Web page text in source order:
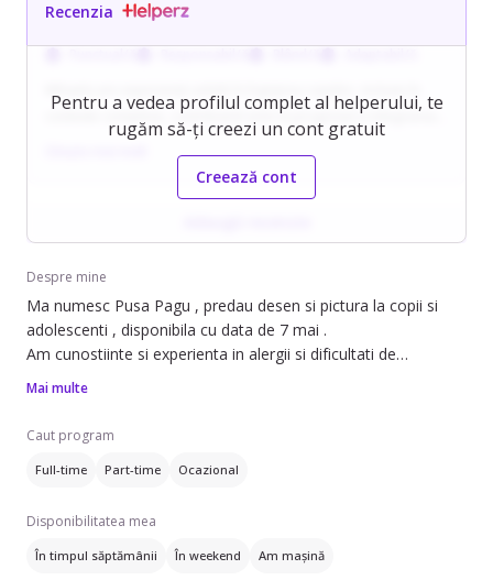
Pentru a vedea profilul complet al helperului, te
rugăm să-ți creezi un cont gratuit
Creează cont
Recenzia
contexte complexe, contribuind activ la progresul și integrarea
unui copil cu sindrom Down. Îmbină responsabil activitățile
educative cu sarcinile casnice, lucrând organizat și adaptându-
se constant nevoilor familiei.
Abordează tantrumurile cu calm, redirecționează atenția
copilului, iar după liniștire discută cu acesta pentru a-l ajuta să-și
înțeleagă și exprime emoțiile. Identifică rapid semnele de boală
și administrează tratamente doar cu acordul părinților.
Comunicarea este clară și constantă, iar stilul ei echilibrat și
febra sau urgențele minore.
Despre mine
Ma numesc Pusa Pagu , predau desen si pictura la copii si
adolescenti , disponibila cu data de 7 mai .
Am cunostiinte si experienta in alergii si dificultati de
comportment sau vorbire .
Mai multe
Caut program
Full-time Part-time Ocazional
Disponibilitatea mea
În timpul săptămânii În weekend Am mașină